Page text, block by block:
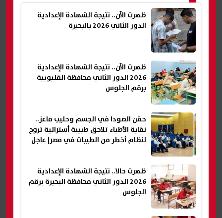
ظهرت الآن.. نتيجة الشهادة الإعدادية
الدور الثاني 2026 بالبحيرة
ظهرت الآن.. نتيجة الشهادة الإعدادية
2026 الدور الثاني محافظة القليوبية
برقم الجلوس
حقن الصودا في الجسم وحليب ماعز..
نقابة الأطباء تلاحق طبيبة أسترالية تروج
لنظام أخطر من الطيبات في مصر| عاجل
ظهرت حالا.. نتيجة الشهادة الإعدادية
2026 الدور الثاني محافظة البحيرة برقم
الجلوس